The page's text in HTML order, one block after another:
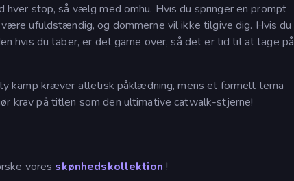
stop, så vælg med omhu. Hvis du springer en prompt
ufuldstændig, og dommerne vil ikke tilgive dig. Hvis du
hvis du taber, er det game over, så det er tid til at tage på
kamp kræver atletisk påklædning, mens et formelt tema
krav på titlen som den ultimative catwalk-stjerne!
vores skønhedskollektion !